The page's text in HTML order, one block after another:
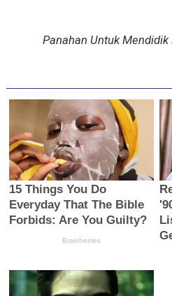
Panahan Untuk